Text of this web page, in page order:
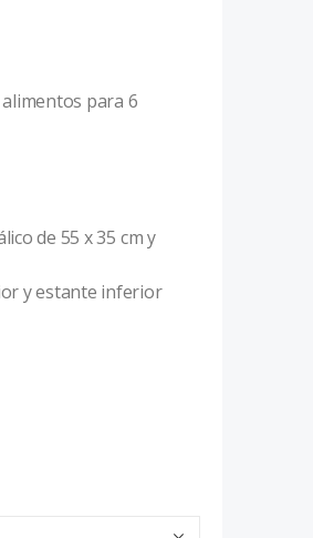
para 6
de 55 x 35 cm y
y estante inferior